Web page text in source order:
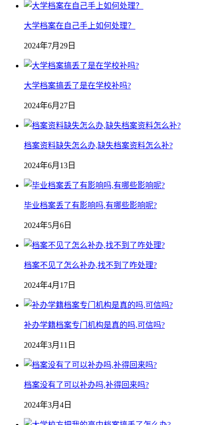
大学档案在自己手上如何处理？
2024年7月29日
大学档案搞丢了是在学校补吗?
2024年6月27日
档案资料缺失怎么办,缺失档案资料怎么补?
2024年6月13日
毕业档案丢了有影响吗,有哪些影响呢?
2024年5月6日
档案不见了怎么补办,找不到了咋处理?
2024年4月17日
补办学籍档案专门机构是真的吗,可信吗?
2024年3月11日
档案没有了可以补办吗,补得回来吗?
2024年3月4日